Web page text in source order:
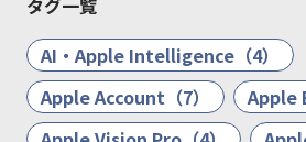
AI・Apple Intelligence（4）
Apple Account（7）
Apple